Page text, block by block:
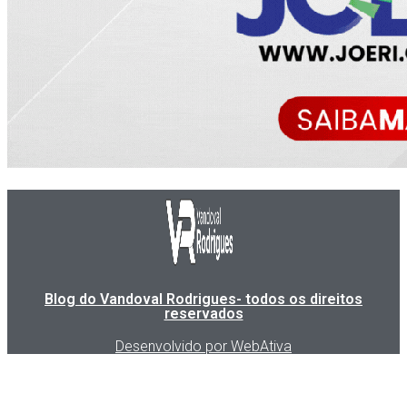
Blog do Vandoval Rodrigues- todos os direitos
reservados
Desenvolvido por WebAtiva